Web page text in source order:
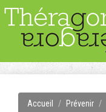
Accueil Prévenir